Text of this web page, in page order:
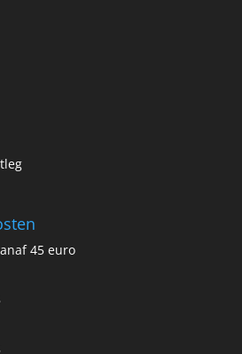
45 euro